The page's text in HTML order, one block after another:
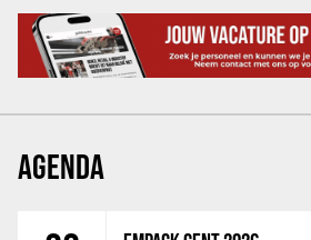
AGENDA